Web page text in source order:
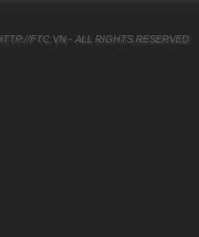
FTC.VN - ALL RIGHTS RESERVED